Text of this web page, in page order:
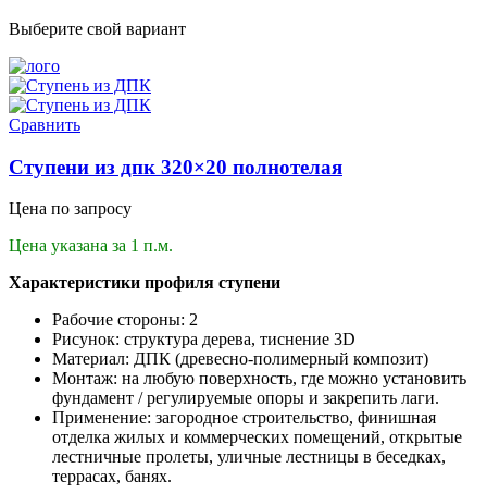
Выберите свой вариант
Сравнить
Ступени из дпк 320×20 полнотелая
Цена по запросу
Цена указана за 1 п.м.
Характеристики профиля ступени
Рабочие стороны: 2
Рисунок: структура дерева, тиснение 3D
Материал: ДПК (древесно-полимерный композит)
Монтаж: на любую поверхность, где можно установить
фундамент / регулируемые опоры и закрепить лаги.
Применение: загородное строительство, финишная
отделка жилых и коммерческих помещений, открытые
лестничные пролеты, уличные лестницы в беседках,
террасах, банях.